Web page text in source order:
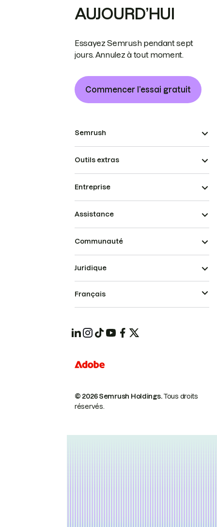
AUJOURD’HUI
Essayez Semrush pendant sept
jours. Annulez à tout moment.
Commencer l’essai gratuit
Semrush
Outils extras
Entreprise
Assistance
Communauté
© 2026 Semrush Holdings.Tous droits
réservés.
Juridique
Français